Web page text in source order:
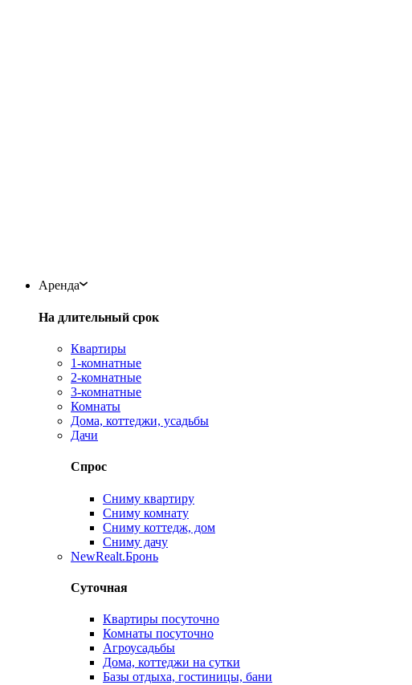
Аренда
На длительный срок
Квартиры
1-комнатные
2-комнатные
3-комнатные
Комнаты
Дома, коттеджи, усадьбы
Дачи
Спрос
Сниму квартиру
Сниму комнату
Сниму коттедж, дом
Сниму дачу
NewRealt.Бронь
Суточная
Квартиры посуточно
Комнаты посуточно
Агроусадьбы
Дома, коттеджи на сутки
Базы отдыха, гостиницы, бани